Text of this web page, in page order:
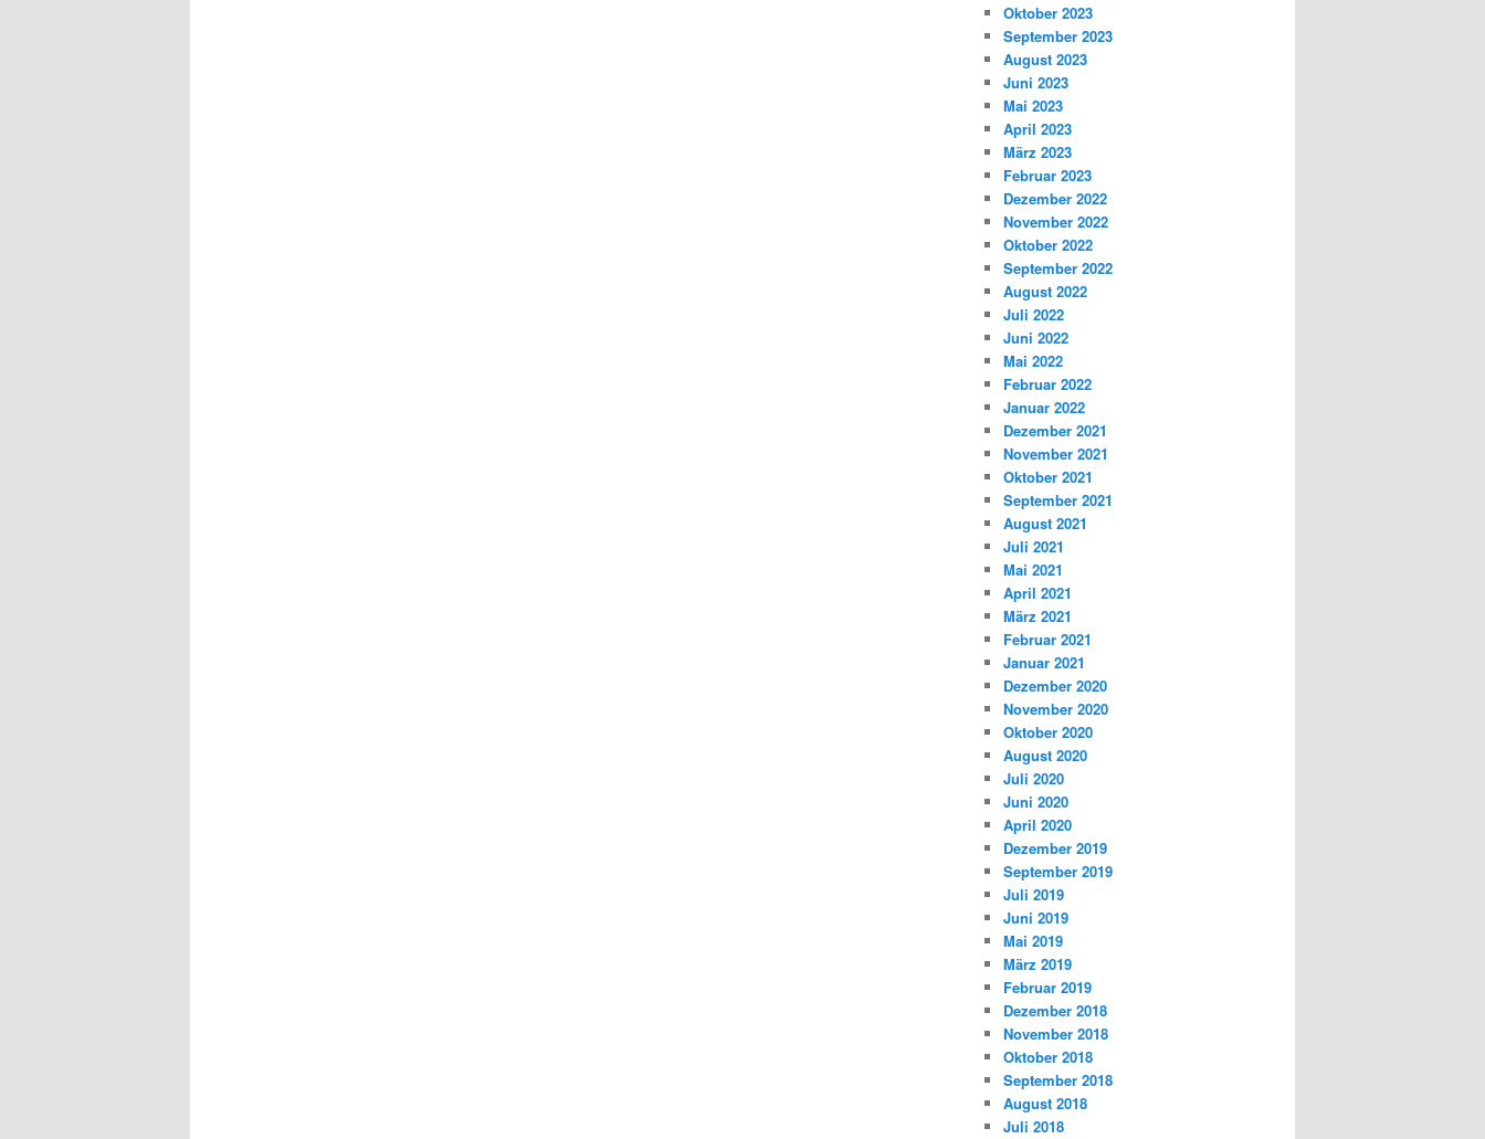
Oktober 2023
September 2023
August 2023
Juni 2023
Mai 2023
April 2023
März 2023
Februar 2023
Dezember 2022
November 2022
Oktober 2022
September 2022
August 2022
Juli 2022
Juni 2022
Mai 2022
Februar 2022
Januar 2022
Dezember 2021
November 2021
Oktober 2021
September 2021
August 2021
Juli 2021
Mai 2021
April 2021
März 2021
Februar 2021
Januar 2021
Dezember 2020
November 2020
Oktober 2020
August 2020
Juli 2020
Juni 2020
April 2020
Dezember 2019
September 2019
Juli 2019
Juni 2019
Mai 2019
März 2019
Februar 2019
Dezember 2018
November 2018
Oktober 2018
September 2018
August 2018
Juli 2018